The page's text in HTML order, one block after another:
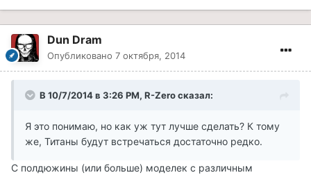
Dun Dram
Опубликовано 7 октября, 2014
В 10/7/2014 в 3:26 PM, R-Zero сказал:
Я это понимаю, но как уж тут лучше сделать? К тому
же, Титаны будут встречаться достаточно редко.
С полдюжины (или больше) моделек с различным